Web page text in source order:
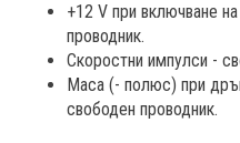
+12 V при включване
проводник.
Скоростни импулси -
Маса (- полюс) при
свободен проводник.